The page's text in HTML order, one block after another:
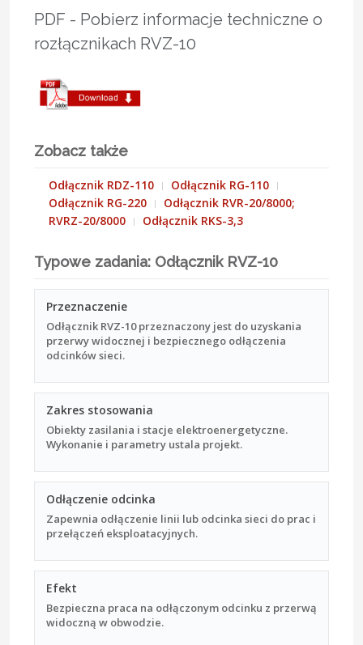
PDF - Pobierz informacje techniczne o
rozłącznikach RVZ-10
Zobacz także
Odłącznik RDZ-110
Odłącznik RG-110
Odłącznik RG-220
Odłącznik RVR-20/8000;
RVRZ-20/8000
Odłącznik RKS-3,3
Typowe zadania: Odłącznik RVZ-10
Przeznaczenie
Odłącznik RVZ-10 przeznaczony jest do uzyskania
przerwy widocznej i bezpiecznego odłączenia
odcinków sieci.
Zakres stosowania
Obiekty zasilania i stacje elektroenergetyczne.
Wykonanie i parametry ustala projekt.
Odłączenie odcinka
Zapewnia odłączenie linii lub odcinka sieci do prac i
przełączeń eksploatacyjnych.
Efekt
Bezpieczna praca na odłączonym odcinku z przerwą
widoczną w obwodzie.